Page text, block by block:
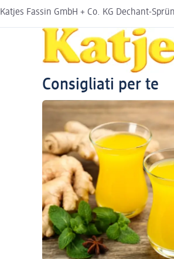
Katjes Fassin GmbH + Co. KG Dechant-
Consigliati per te